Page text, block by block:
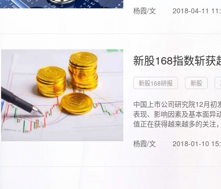
杨霞/文 2018-04-11
新股168指数斩
新股168研报 新股
中国上市公司研究院12月初
表现、影响因素及基本面异
值正在获得越来越多的关注
杨霞/文
2018-01-10